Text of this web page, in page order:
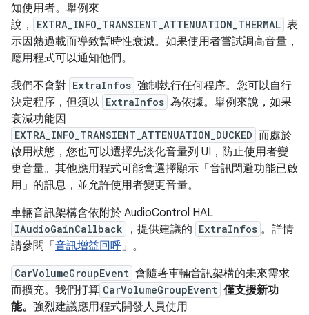
知使用者。舉例來
說，
EXTRA_INFO_TRANSIENT_ATTENUATION_THERMAL 表
示因熱過載而導致暫時性衰減。如果使用者嘗試調高音量，
應用程式可以通知他們。
我們不會對 ExtraInfos 強制執行任何程序。您可以自行
決定程序，但須以 ExtraInfos 為依據。舉例來說，如果
衰減功能因
EXTRA_INFO_TRANSIENT_ATTENUATION_DUCKED 而處於
啟用狀態，您也可以選擇先淡化音量列 UI，防止使用者變
更音量。其他應用程式可能會選擇顯示「音訊閃避功能已啟
用」的訊息，並允許使用者變更音量。
車輛音訊架構會依附於 AudioControl HAL
IAudioGainCallback ，提供建議的 ExtraInfos 。詳情
請參閱「音訊增益回呼 」。
CarVolumeGroupEvent 會隨著車輛音訊架構的未來需求
而擴充。我們打算 CarVolumeGroupEvent 僅支援新功
能。 強烈建議應用程式開發人員使用